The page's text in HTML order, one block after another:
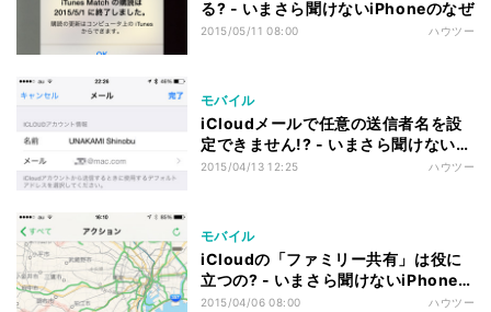
る? - いまさら聞けないiPhoneのなぜ
2015/05/11 08:00 ハウツー
モバイル
iCloudメールで任意の送信者名を設
定できません!? - いまさら聞けない
iPhoneのなぜ
2015/04/13 12:25 ハウツー
モバイル
iCloudの「ファミリー共有」は役に
立つの? - いまさら聞けないiPhoneの
なぜ
2015/04/06 08:00 ハウツー